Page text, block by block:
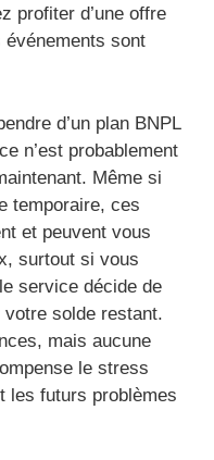
profiter d’une offre
sont
d’un plan BNPL
n’est probablement
Même si
temporaire, ces
et peuvent vous
surtout si vous
service décide de
solde restant.
mais aucune
le stress
les futurs problèmes